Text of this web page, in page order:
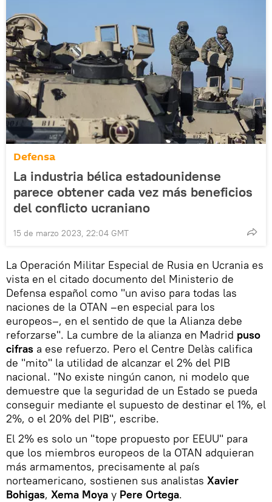
Defensa
La industria bélica estadounidense
parece obtener cada vez más beneficios
del conflicto ucraniano
15 de marzo 2023, 22:04 GMT
La Operación Militar Especial de Rusia en Ucrania es
vista en el citado documento del Ministerio de
Defensa español como "un aviso para todas las
naciones de la OTAN –en especial para los
europeos–, en el sentido de que la Alianza debe
reforzarse". La cumbre de la alianza en Madrid puso
cifras a ese refuerzo. Pero el Centre Delàs califica
de "mito" la utilidad de alcanzar el 2% del PIB
nacional. "No existe ningún canon, ni modelo que
demuestre que la seguridad de un Estado se pueda
conseguir mediante el supuesto de destinar el 1%, el
2%, o el 20% del PIB", escribe.
El 2% es solo un "tope propuesto por EEUU" para
que los miembros europeos de la OTAN adquieran
más armamentos, precisamente al país
norteamericano, sostienen sus analistas Xavier
Bohigas, Xema Moya y Pere Ortega.